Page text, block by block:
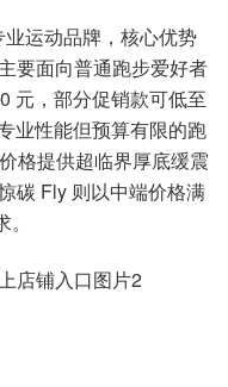
运动品牌，核心优势
要面向普通跑步爱好者
元，部分促销款可低至
业性能但预算有限的跑
格提供超临界厚底缓震
碳 Fly 则以中端价格满